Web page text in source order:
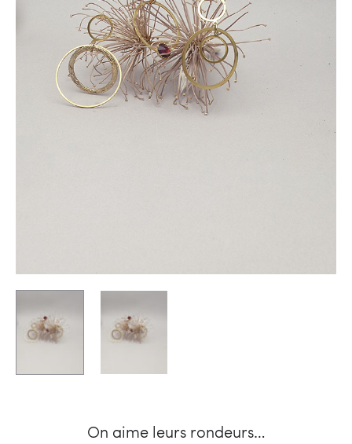
On aime leurs rondeurs…